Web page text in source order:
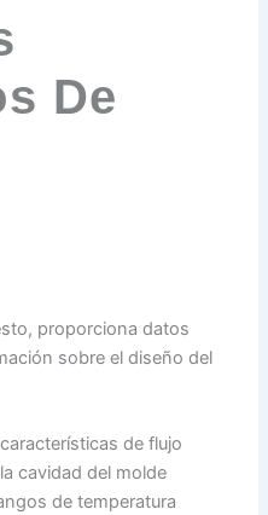
De
proporciona datos
sobre el diseño del
de flujo
cavidad del molde
de temperatura